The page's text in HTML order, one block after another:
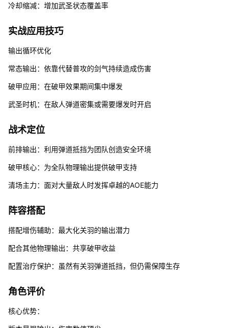
冷却缩减：增加武圣状态覆盖率
实战应用技巧
输出循环优化
常态输出：依靠代替普攻的剑气持续造成伤害
破甲应用：在破甲效果期间集中爆发
武圣时机：在敌人弹道密集或需要爆发时开启
战术定位
前排输出：利用弹道抵挡为团队创造安全环境
破甲核心：为全队物理输出提供破甲支持
清场主力：面对大量敌人时发挥卓越的AOE能力
阵容搭配
搭配增伤辅助：最大化关羽的输出潜力
配合其他物理输出：共享破甲收益
配置治疗保护：虽然有关羽弹道抵挡，但仍需保障生存
角色评价
核心优势：